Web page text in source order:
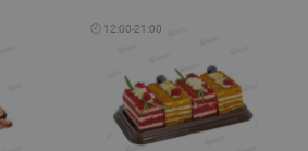
🕘 12:00-21:00